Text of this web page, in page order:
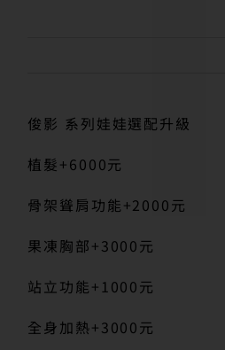
俊影 系列娃娃選配升級
植髮+6000元
骨架聳肩功能+2000元
果凍胸部+3000元
站立功能+1000元
全身加熱+3000元